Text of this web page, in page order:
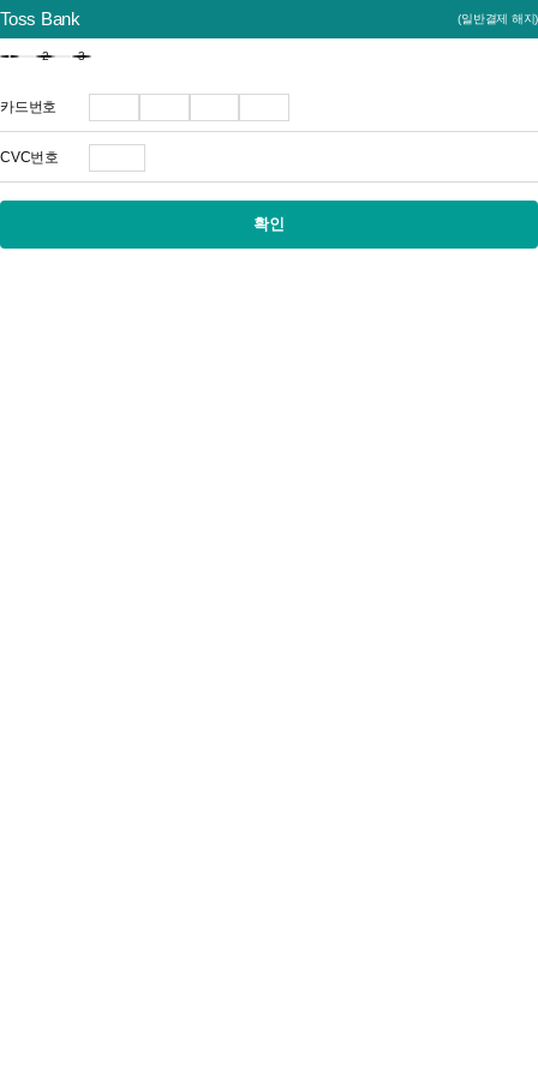
Toss Bank (일반결제 해지)
카드정보 입력
1
1단계 2
2단계 3
3단계
카드번호
CVC번호
3자리 숫자 CVC번호 입력 안내 보기
확인